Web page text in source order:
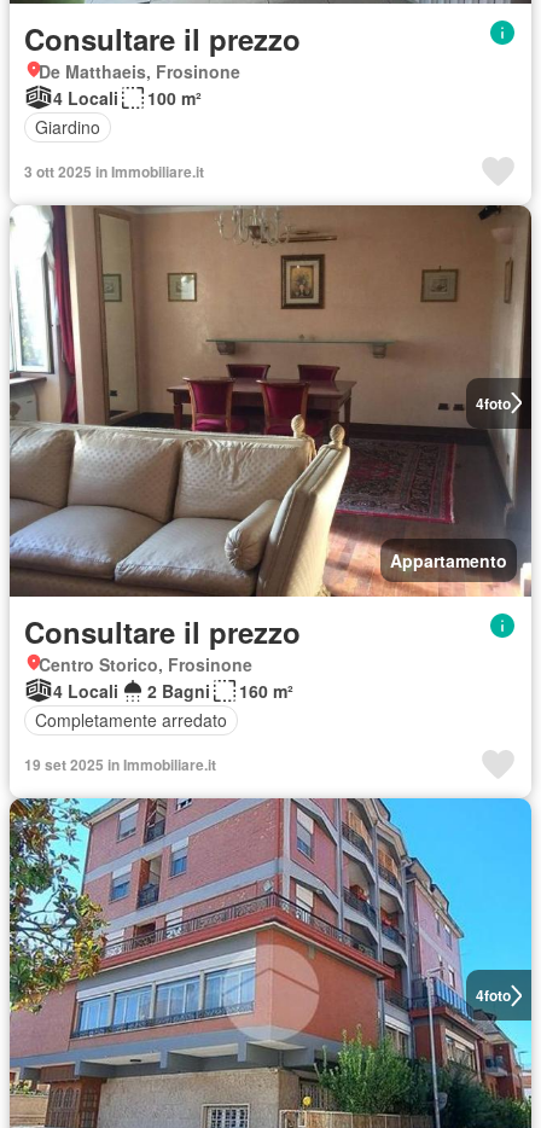
Consultare il prezzo
De Matthaeis, Frosinone
4 Locali
100 m²
Giardino
3 ott 2025 in Immobiliare.it
4foto
Appartamento
Consultare il prezzo
Centro Storico, Frosinone
4 Locali
2 Bagni
160 m²
Completamente arredato
19 set 2025 in Immobiliare.it
4foto